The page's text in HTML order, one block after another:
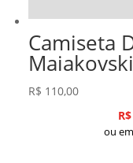
Camiseta
Maiakovski
R$ 110,00
R$
ou